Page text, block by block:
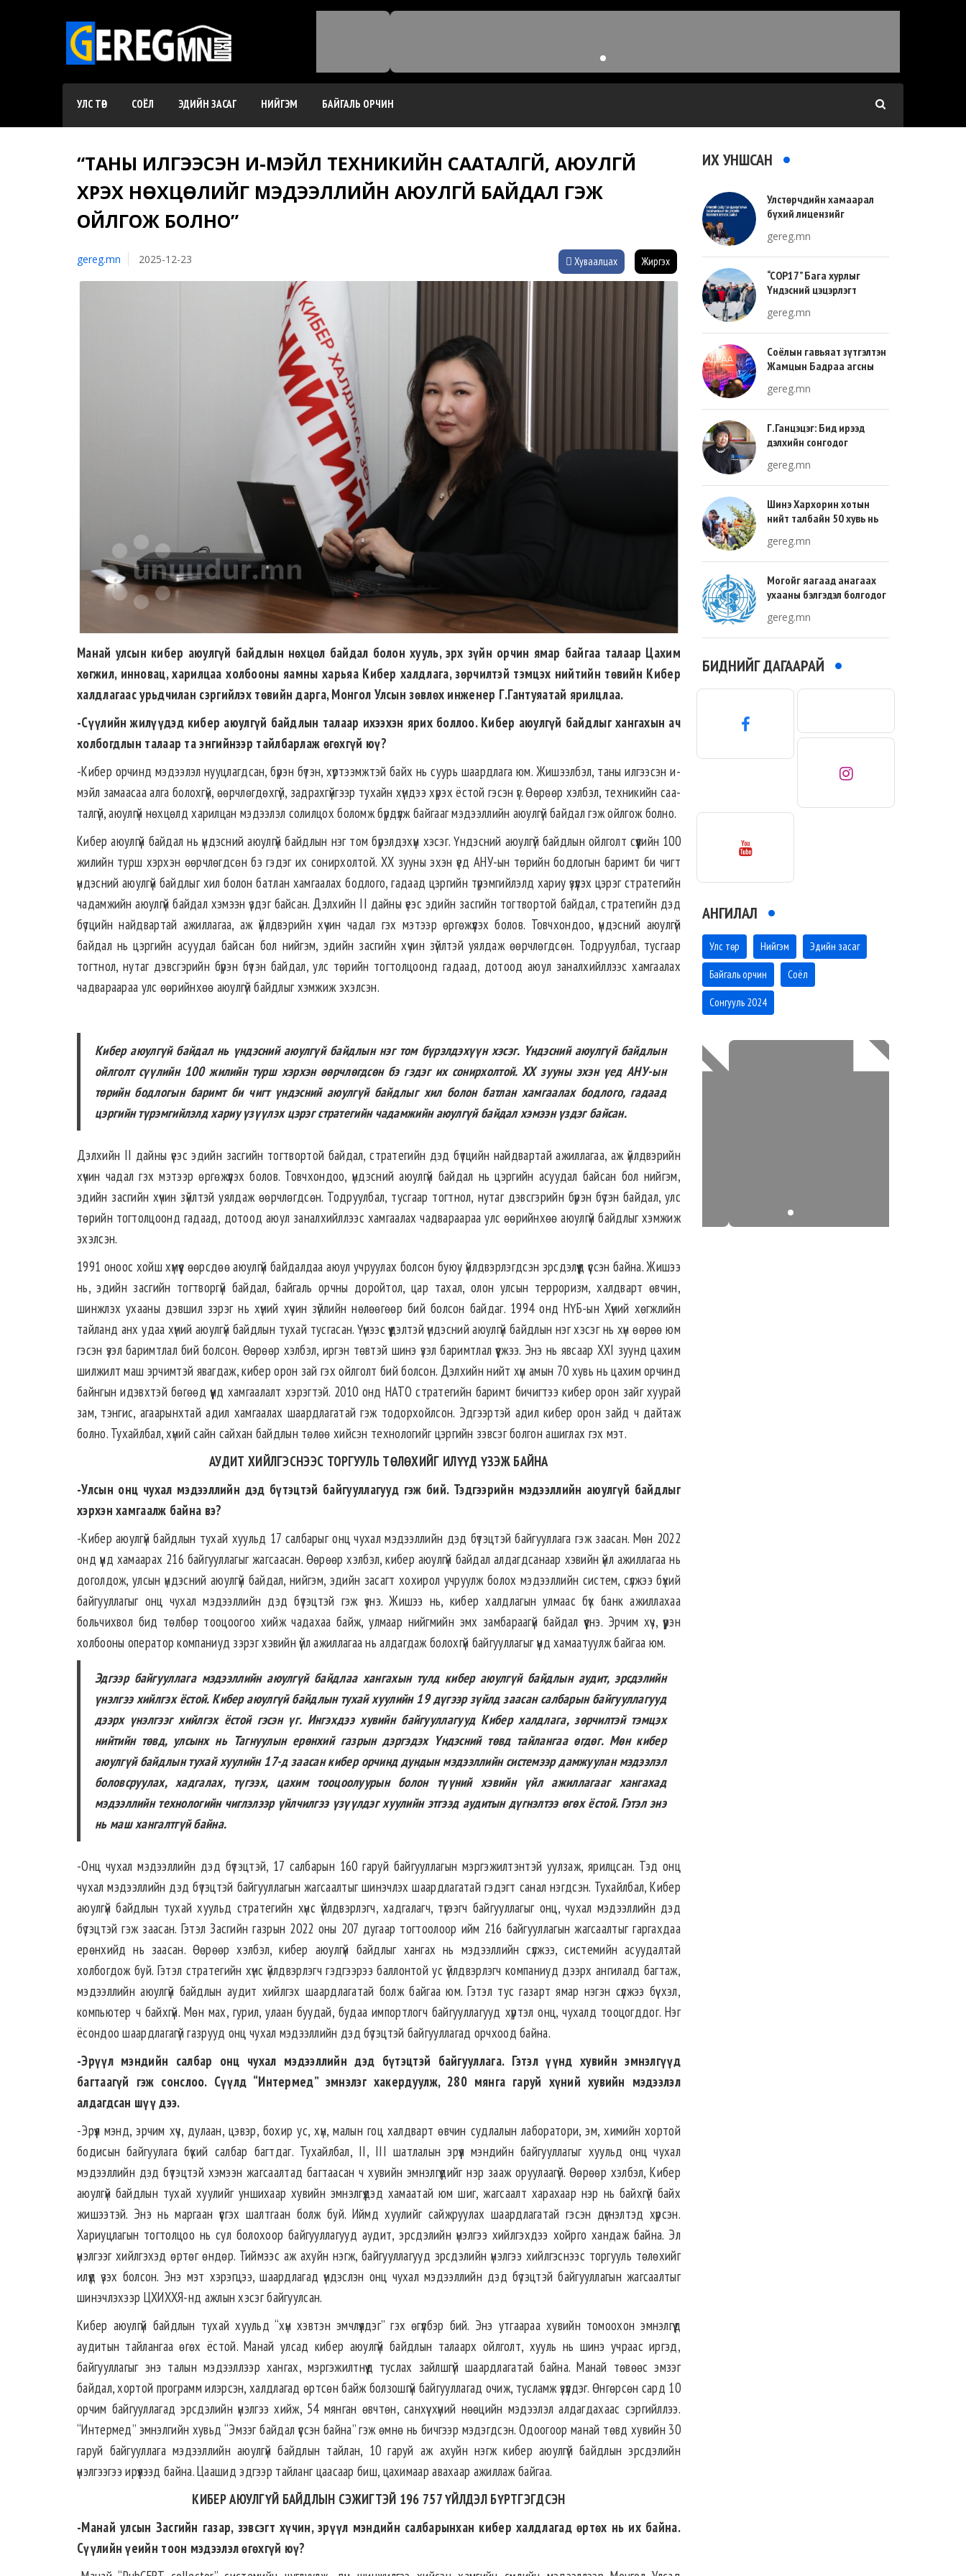
УЛС ТӨР СОЁЛ ЭДИЙН ЗАСАГ НИЙГЭМ БАЙГАЛЬ ОРЧИН
“ТАНЫ ИЛГЭЭСЭН И-МЭЙЛ ТЕХНИКИЙН СААТАЛГҮЙ, АЮУЛГҮЙ
ХҮРЭХ НӨХЦӨЛИЙГ МЭДЭЭЛЛИЙН АЮУЛГҮЙ БАЙДАЛ ГЭЖ
ОЙЛГОЖ БОЛНО”
gereg.mn 2025-12-23 Хуваалцах Жиргэх
Манай улсын кибер аюулгүй байдлын нөхцөл байдал болон хууль, эрх зүйн орчин ямар байгаа талаар Цахим
хөгжил, инновац, харилцаа холбооны яамны харьяа Кибер халдлага, зөрчилтэй тэмцэх нийтийн төвийн Кибер
халдлагаас урьдчилан сэргийлэх төвийн дарга, Монгол Улсын зөвлөх инженер Г.Гантуяатай ярилцлаа.
-Сүүлийн жилүүдэд кибер аюулгүй байдлын талаар ихээхэн ярих боллоо. Кибер аюулгүй байдлыг хангахын ач
холбогдлын талаар та энгий­нээр тайлбарлаж өгөхгүй юү?
-Кибер орчинд мэдээлэл нууцлагдсан, бүрэн бү­­­­тэн, хүртээмжтэй байх нь суурь шаардлага юм. Жи­­­­шээлбэл, таны илгээсэн и-
мэйл замаасаа алга болохгүй, өөрчлөгдөхгүй, задрахгүйгээр тухайн хүндээ хүрэх ёстой гэсэн үг. Өөрөөр хэлбэл, техникийн саа­­
талгүй, аюулгүй нөхцөлд харилцан мэдээлэл солилцох боломж бүрдүүлж байгааг мэдээллийн аюулгүй байдал гэж ойлгож болно.
Кибер аюулгүй байдал нь үндэсний аюулгүй байдлын нэг том бүрэлдэхүүн хэсэг. Үндэсний аюулгүй байдлын ойлголт сүүлийн 100
жилийн турш хэрхэн өөрчлөгдсөн бэ гэдэг их сонирхолтой. XX зууны эхэн үед АНУ-ын төрийн бодлогын баримт би­ чигт
үндэсний аюулгүй байдлыг хил болон батлан хамгаалах бодлого, гадаад цэргийн түрэмгийлэлд хариу үзүүлэх цэрэг стратегийн
чадамжийн аюулгүй байдал хэмээн үздэг байсан. Дэлхийн II дайны үеэс эдийн засгийн тогтвортой байдал, стратегийн дэд
бүтцийн найдвартай ажиллагаа, аж үйлдвэрийн хүчин чадал гэх мэтээр өргөжүүлэх болов. Товчхондоо, үндэсний аюулгүй
байдал нь цэргийн асуудал байсан бол нийгэм, эдийн засгийн хүчин зүйлтэй уялдаж өөрчлөгдсөн. Тодруулбал, тусгаар
тогтнол, нутаг дэвсгэрийн бүрэн бүтэн байдал, улс төрийн тогтолцоонд гадаад, дотоод аюул занал­­хийллээс хамгаалах
чадвараараа улс өөрийнхөө аюулгүй байдлыг хэмжиж эхэлсэн.
Кибер аюулгүй байдал нь үндэсний аюулгүй байдлын нэг том бүрэлдэхүүн хэсэг. Үндэсний аюулгүй байдлын
ойлголт сүүлийн 100 жилийн турш хэрхэн өөрчлөгдсөн бэ гэдэг их сонирхолтой. XX зууны эхэн үед АНУ-ын
төрийн бодлогын баримт би­ чигт үндэсний аюулгүй байдлыг хил болон батлан хамгаалах бодлого, гадаад
цэргийн түрэмгийлэлд хариу үзүүлэх цэрэг стратегийн чадамжийн аюулгүй байдал хэмээн үздэг байсан.
Дэлхийн II дайны үеэс эдийн засгийн тогтвортой байдал, стратегийн дэд бүтцийн найдвартай ажиллагаа, аж үйлдвэрийн
хүчин чадал гэх мэтээр өргөжүүлэх болов. Товчхондоо, үндэсний аюулгүй байдал нь цэргийн асуудал байсан бол нийгэм,
эдийн засгийн хүчин зүйлтэй уялдаж өөрчлөгдсөн. Тодруулбал, тусгаар тогтнол, нутаг дэвсгэрийн бүрэн бүтэн байдал, улс
төрийн тогтолцоонд гадаад, дотоод аюул занал­­хийллээс хамгаалах чадвараараа улс өөрийнхөө аюулгүй байдлыг хэмжиж
эхэлсэн.
1991 оноос хойш хүмүүс өөрсдөө аюулгүй байдалдаа аюул учруулах болсон буюу үйлдвэрлэгдсэн эрсдэлүүд үүссэн байна. Жишээ
нь, эдийн засгийн тогтворгүй байдал, байгаль орчны доройтол, цар тахал, олон улсын терроризм, халдварт өвчин,
шинжлэх ухааны дэвшил зэрэг нь хүний хүчин зүйлийн нөлөөгөөр бий болсон байдаг. 1994 онд НҮБ-ын Хүний хөгжлийн
тайланд анх удаа хүний аюулгүй байдлын тухай тусгасан. Үүнээс үүдэлтэй үндэсний аюулгүй байдлын нэг хэсэг нь хүн өөрөө юм
гэсэн үзэл баримтлал бий болсон. Өөрөөр хэлбэл, иргэн төвтэй шинэ үзэл баримтлал үүсжээ. Энэ нь явсаар XXI зуунд цахим
шилжилт маш эрчимтэй явагдаж, кибер орон зай гэх ойлголт бий болсон. Дэлхийн нийт хүн амын 70 хувь нь цахим орчинд
байнгын идэвхтэй бөгөөд үүнд хамгаалалт хэрэгтэй. 2010 онд НАТО стратегийн баримт бичигтээ кибер орон зайг хуурай
зам, тэнгис, агаарынхтай адил хамгаалах шаардлагатай гэж тодорхойлсон. Эдгээртэй адил кибер орон зайд ч дайтаж
болно. Тухайлбал, хүний сайн сайхан байдлын төлөө хийсэн технологийг цэргийн зэвсэг болгон ашиглах гэх мэт.
АУДИТ ХИЙЛГЭСНЭЭС ТОРГУУЛЬ ТӨЛӨХИЙГ ИЛҮҮД ҮЗЭЖ БАЙНА
-Улсын онц чухал мэдээллийн дэд бүтэцтэй байгууллагууд гэж бий. Тэдгээрийн мэдээллийн аюулгүй байдлыг
хэрхэн хамгаалж байна вэ?
-Кибер аюулгүй байдлын тухай хуульд 17 салбарыг онц чухал мэдээллийн дэд бүтэцтэй байгууллага гэж заасан. Мөн 2022
онд үүнд хамаарах 216 байгууллагыг жагсаасан. Өөрөөр хэлбэл, кибер аюулгүй байдал алдагдсанаар хэвийн үйл ажиллагаа нь
доголдож, улсын үндэсний аюулгүй байдал, нийгэм, эдийн засагт хохирол учруулж болох мэдээллийн систем, сүлжээ бүхий
байгууллагыг онц чухал мэдээллийн дэд бүтэцтэй гэж үзнэ. Жишээ нь, кибер халдлагын улмаас бүх банк ажиллахаа
больчихвол бид төлбөр тооцоогоо хийж чадахаа байж, улмаар нийгмийн эмх замбараагүй байдал үүснэ. Эрчим хүч, үүрэн
холбооны оператор компаниуд зэрэг хэвийн үйл ажиллагаа нь алдагдаж болохгүй байгууллагыг үүнд хамаатуулж байгаа юм.
Эдгээр байгууллага мэдээллийн аюулгүй байдлаа хангахын тулд кибер аюулгүй байдлын аудит, эрсдэлийн
үнэлгээ хийлгэх ёстой. Кибер аюулгүй байдлын тухай хуулийн 19 дүгээр зүйлд заасан салбарын байгууллагууд
дээрх үнэлгээг хийлгэх ёстой гэсэн үг. Ингэхдээ хувийн байгууллагууд Кибер халдлага, зөрчилтэй тэмцэх
нийтийн төвд, улсынх нь Тагнуулын ерөнхий газрын дэргэдэх Үндэсний төвд тайлангаа өгдөг. Мөн кибер
аюулгүй байдлын тухай хуулийн 17-д заасан кибер орчинд дундын мэдээллийн системээр дамжуулан мэдээлэл
боловсруулах, хадгалах, түгээх, цахим тооцоолуурын болон түүний хэвийн үйл ажиллагааг хангахад
мэдээллийн технологийн чиглэлээр үйлчилгээ үзүүлдэг хуулийн этгээд аудитын дүгнэлтээ өгөх ёстой. Гэтэл энэ
нь маш хангалтгүй байна.
-Онц чухал мэдээллийн дэд бүтэцтэй, 17 салбарын 160 гаруй байгууллагын мэргэжилтэнтэй уулзаж, ярилцсан. Тэд онц
чухал мэдээллийн дэд бүтэцтэй байгууллагын жагсаалтыг шинэчлэх шаардлагатай гэдэгт санал нэгдсэн. Тухайлбал, Кибер
аюулгүй байдлын тухай хуульд стратегийн хүнс үйлдвэрлэгч, хадгалагч, түгээгч байгууллагыг онц, чухал мэдээллийн дэд
бүтэцтэй гэж заасан. Гэтэл Засгийн газрын 2022 оны 207 дугаар тогтоолоор ийм 216 байгууллагын жагсаалтыг гаргахдаа
ерөнхийд нь заасан. Өөрөөр хэлбэл, кибер аюулгүй байдлыг хангах нь мэдээллийн сүлжээ, системийн асуудалтай
холбогдож буй. Гэтэл стратегийн хүнс үйлдвэрлэгч гэдгээрээ баллонтой ус үйлдвэрлэгч компаниуд дээрх ангилалд багтаж,
мэдээллийн аюулгүй байдлын аудит хийлгэх шаардлагатай болж байгаа юм. Гэтэл тус газарт ямар нэгэн сүлжээ бүү хэл,
компьютер ч байхгүй. Мөн мах, гурил, улаан буудай, будаа импортлогч байгууллагууд хүртэл онц, чухалд тооцогддог. Нэг
ёсондоо шаардлагагүй газрууд онц чухал мэдээллийн дэд бүтэцтэй байгууллагад орчхоод байна.
-Эрүүл мэндийн салбар онц чухал мэдээллийн дэд бүтэцтэй байгууллага. Гэтэл үүнд хувийн эмнэлгүүд
багтаагүй гэж сонслоо. Сүүлд “Интермед” эмнэлэг хакердуулж, 280 мянга гаруй хүний хувийн мэдээлэл
алдагдсан шүү дээ.
-Эрүүл мэнд, эрчим хүч, дулаан, цэвэр, бохир ус, хүн, малын гоц халдварт өвчин судлалын лаборатори, эм, химийн хортой
бодисын байгуулага бүхий салбар багтдаг. Тухайлбал, II, III шатлалын эрүүл мэндийн байгууллагыг хуульд онц чухал
мэдээллийн дэд бүтэцтэй хэмээн жагсаалтад багтаасан ч хувийн эмнэлгүүдийг нэр зааж оруулаагүй. Өөрөөр хэлбэл, Кибер
аюулгүй байдлын тухай хуулийг уншихаар хувийн эмнэлгүүдэд хамаатай юм шиг, жагсаалт харахаар нэр нь байхгүй байх
жишээтэй. Энэ нь маргаан үүсгэх шалтгаан болж буй. Иймд хуулийг сайжруулах шаардлагатай гэсэн дүгнэлтэд хүрсэн.
Хариуцлагын тогтолцоо нь сул болохоор байгууллагууд аудит, эрсдэлийн үнэлгээ хийлгэхдээ хойрго хандаж байна. Эл
үнэлгээг хийлгэхэд өртөг өндөр. Тиймээс аж ахуйн нэгж, байгууллагууд эрсдэлийн үнэлгээ хийлгэснээс торгууль төлөхийг
илүүд үзэх болсон. Энэ мэт хэрэгцээ, шаардлагад үндэслэн онц чухал мэдээллийн дэд бүтэцтэй байгууллагын жагсаалтыг
шинэчлэхээр ЦХИХХЯ-нд ажлын хэсэг байгуулсан.
Кибер аюулгүй байдлын тухай хуульд “хүн хэвтэн эмчлүүлдэг” гэх өгүүлбэр бий. Энэ утгаараа хувийн томоохон эмнэлгүүд
аудитын тайлангаа өгөх ёстой. Манай улсад кибер аюулгүй байдлын талаарх ойлголт, хууль нь шинэ учраас иргэд,
байгууллагыг энэ талын мэдээллээр хангах, мэргэжилтнүүд туслах зайлшгүй шаардлагатай байна. Манай төвөөс эмзэг
байдал, хортой программ илэрсэн, халдлагад өртсөн байж болзошгүй байгууллагад очиж, тусламж үзүүлдэг. Өнгөрсөн сард 10
орчим байгууллагад эрсдэлийн үнэлгээ хийж, 54 мянган өвчтөн, санхүү хүний нөөцийн мэдээлэл алдагдахаас сэргийллээ.
“Интермед” эмнэлгийн хувьд “Эмзэг байдал үүссэн байна” гэж өмнө нь бичгээр мэдэгдсэн. Одоогоор манай төвд хувийн 30
гаруй байгууллага мэдээллийн аюулгүй байдлын тайлан, 10 гаруй аж ахуйн нэгж кибер аюулгүй байдлын эрсдэлийн
үнэлгээгээ ирүүлээд байна. Цаашид эдгээр тайланг цаасаар биш, цахимаар авахаар ажиллаж байгаа.
КИБЕР АЮУЛГҮЙ БАЙДЛЫН СЭЖИГТЭЙ 196 757 ҮЙЛДЭЛ БҮРТГЭГДСЭН
-Манай улсын Засгийн газар, зэвсэгт хүчин, эрүүл мэндийн салбарынхан кибер халдлагад өртөх нь их байна.
Сүүлийн үеийн тоон мэдээлэл өгөхгүй юү?
ИХ УНШСАН
Улстөрчдийн хамаарал
бүхий лицензийг
gereg.mn
“COP17” Бага хурлыг
Үндэсний цэцэрлэгт
зохион байгуулна
gereg.mn
Соёлын гавьяат зүтгэлтэн
Жамцын Бадраа агсны
тохиож байна
gereg.mn
Г.Ганцэцэг: Бид ирээд
дэлхийн сонгодог
хөгжлийн тухай л ярьсан
gereg.mn
Шинэ Хархорин хотын
нийт талбайн 50 хувь нь
хувь нь барилгажих
талбай, 20 хувь нь авто
зам байна
gereg.mn
Могойг яагаад анагаах
ухааны бэлгэдэл болгодог
gereg.mn
БИДНИЙГ ДАГААРАЙ
АНГИЛАЛ
Улс төр Нийгэм Эдийн засаг
Байгаль орчин Соёл
Сонгууль 2024